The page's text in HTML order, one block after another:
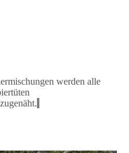
werden alle
t.